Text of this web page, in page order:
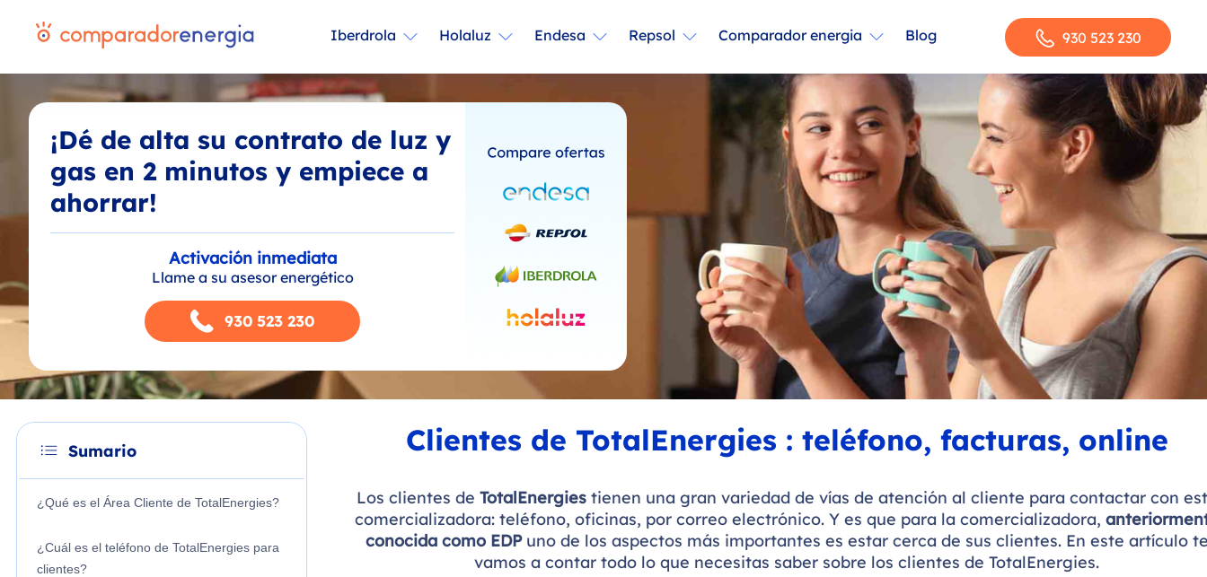
Iberdrola Holaluz Endesa Repsol Comparador energia Blog 930 523 230
¡Dé de alta su contrato de luz y
gas en 2 minutos y empiece a
ahorrar!
Activación inmediata
Llame a su asesor energético
930 523 230
Sumario
¿Qué es el Área Cliente de TotalEnergies?
¿Cuál es el teléfono de TotalEnergies para
clientes?
Clientes de TotalEnergies : teléfono, facturas, online
Los clientes de TotalEnergiestienen una gran variedad de vías de atención al cliente para contactar con
comercializadora: teléfono, oficinas, por correo electrónico. Y es que para la comercializadora,
conocida como EDPuno de los aspectos más importantes es estar cerca de sus clientes. En este artículo
vamos a contar todo lo que necesitas saber sobre los clientes de TotalEnergies.